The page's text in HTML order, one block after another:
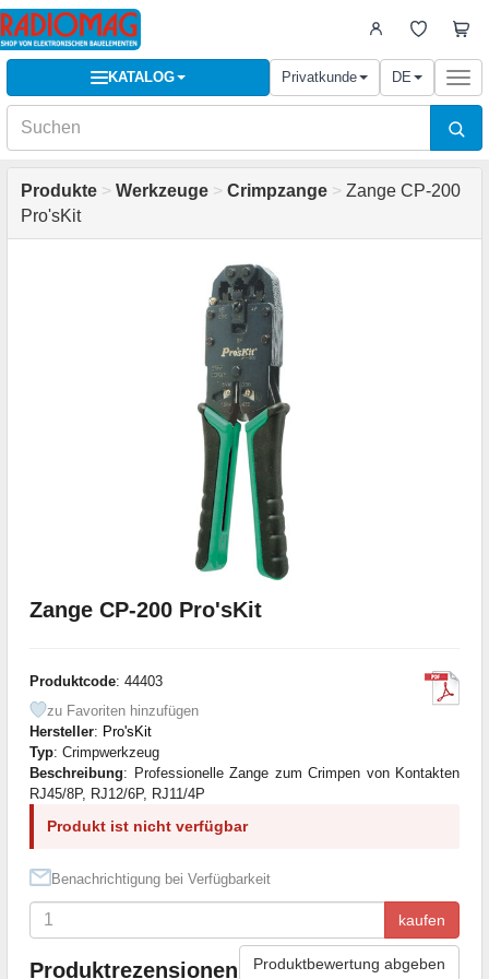
KATALOG Privatkunde DE
Produkte > Werkzeuge > Crimpzange > Zange CP-200
Pro'sKit
Zange CP-200 Pro'sKit
Produktcode: 44403
zu Favoriten hinzufügen
Hersteller: Pro'sKit
Typ: Crimpwerkzeug
Beschreibung: Professionelle Zange zum Crimpen von Kontakten
RJ45/8P, RJ12/6P, RJ11/4P
Produkt ist nicht verfügbar
Benachrichtigung bei Verfügbarkeit
kaufen
Produktrezensionen Produktbewertung abgeben